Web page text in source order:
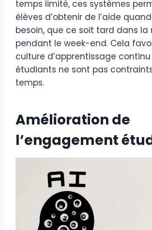
temps limité, ces systèmes
élèves d’obtenir de l’aide
besoin, que ce soit tard dans la
pendant le week-end. Cela
culture d’apprentissage continu
étudiants ne sont pas
temps.
Amélioration de
l’engagement